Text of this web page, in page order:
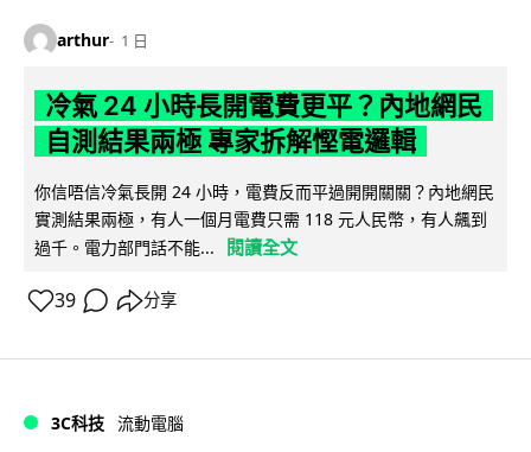
arthur 1 日
冷氣 24 小時長開電費更平？內地網民
自測結果兩極 專家拆解慳電邏輯
你信唔信冷氣長開 24 小時，電費反而平過開開關關？內地網民
實測結果兩極，有人一個月電費只需 118 元人民幣，有人飆到
過千。電力部門話不能...
閱讀全文
39 分享
3C科技 流動電腦